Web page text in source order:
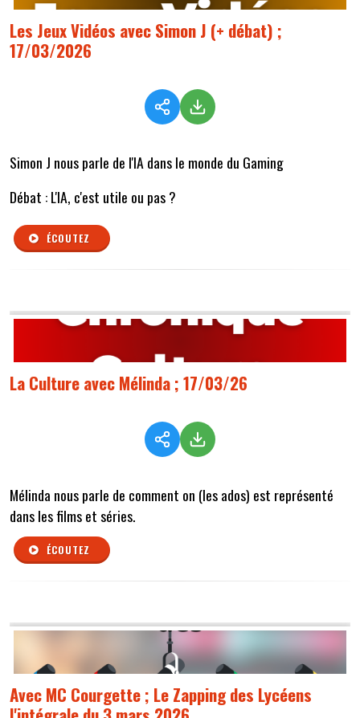
Les Jeux Vidéos avec Simon J (+ débat) ;
17/03/2026
Simon J nous parle de l'IA dans le monde du Gaming
Débat :L'IA, c'est utile ou pas ?
ÉCOUTEZ
La Culture avec Mélinda ; 17/03/26
Mélinda nous parle de comment on (les ados) est représenté
dans les films et séries.
ÉCOUTEZ
Avec MC Courgette ; Le Zapping des Lycéens